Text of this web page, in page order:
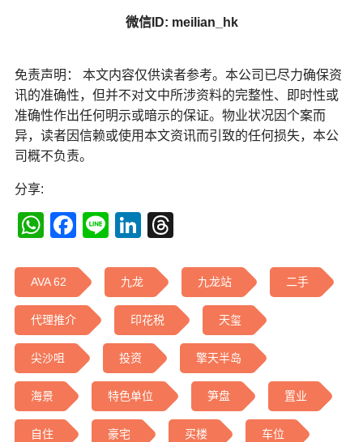
微信ID: meilian_hk
免责声明： 本文内容仅供读者参考。本公司已尽力确保资
讯的准确性，但并不对文中所涉资料的完整性、即时性或
准确性作出任何明示或暗示的保证。物业状况因个案而
异，读者因信赖或使用本文资讯而引致的任何损失，本公
司概不负责。
分享:
WhatsApp
Facebook
LineLinkedIn
AVA 62 九龙 九龙站 二手
代理推介 印花税 天玺
尖沙咀 投资 擎天半岛
海景 特色单位 笋盘 置业
自住 豪宅 买楼 车位